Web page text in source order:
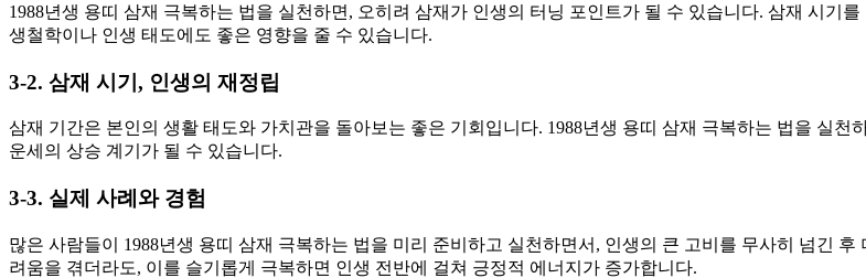
1988년생 용띠 삼재 극복하는 법을 실천하면, 오히려 삼재가 인생의 터닝 포인트가 될 수 있습니다. 삼재 시기
생철학이나 인생 태도에도 좋은 영향을 줄 수 있습니다.
3-2. 삼재 시기, 인생의 재정립
삼재 기간은 본인의 생활 태도와 가치관을 돌아보는 좋은 기회입니다. 1988년생 용띠 삼재 극복하는 법을 실
운세의 상승 계기가 될 수 있습니다.
3-3. 실제 사례와 경험
많은 사람들이 1988년생 용띠 삼재 극복하는 법을 미리 준비하고 실천하면서, 인생의 큰 고비를 무사히 넘긴
려움을 겪더라도, 이를 슬기롭게 극복하면 인생 전반에 걸쳐 긍정적 에너지가 증가합니다.